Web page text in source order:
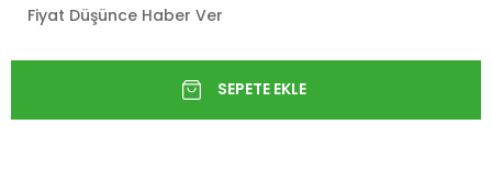
Fiyat Düşünce Haber Ver